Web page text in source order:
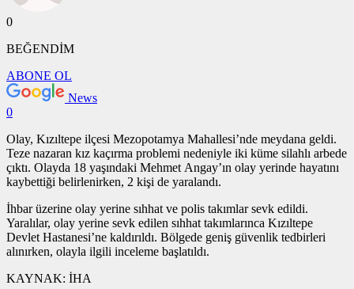
0
BEĞENDİM
ABONE OL
News
0
Olay, Kızıltepe ilçesi Mezopotamya Mahallesi’nde meydana geldi.
Teze nazaran kız kaçırma problemi nedeniyle iki küme silahlı arbede
çıktı. Olayda 18 yaşındaki Mehmet Angay’ın olay yerinde hayatını
kaybettiği belirlenirken, 2 kişi de yaralandı.
İhbar üzerine olay yerine sıhhat ve polis takımlar sevk edildi.
Yaralılar, olay yerine sevk edilen sıhhat takımlarınca Kızıltepe
Devlet Hastanesi’ne kaldırıldı. Bölgede geniş güvenlik tedbirleri
alınırken, olayla ilgili inceleme başlatıldı.
KAYNAK: İHA